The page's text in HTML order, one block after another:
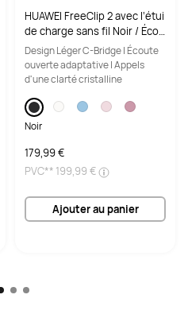
HUAWEI FreeClip 2 avec l‘étui
de charge sans fil Noir / Écou
teurs clip d‘oreille / Annulatio
n du bruit par l'IA lors des ap
pels / Écoute ouverte subver
Design Léger C-Bridge | Écoute
ouverte adaptative | Appels
d'une clarté cristalline
Noir
179,99 €
PVC** 199,99 €
Ajouter au panier